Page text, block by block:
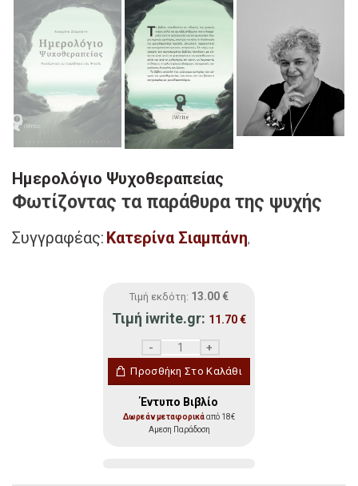
Ημερολόγιο Ψυχοθεραπείας
Φωτίζοντας τα παράθυρα της ψυχής
Συγγραφέας: Κατερίνα Σιαμπάνη,
Τιμή εκδότη: 13.00 €
Τιμή iwrite.gr: 11.70€
Ημερολόγιο Ψυχοθεραπείας ποσότητα
Προσθήκη Στο Καλάθι
Έντυπο Βιβλίο
Δωρεάν μεταφορικάαπό 18€
Αμεση Παράδοση